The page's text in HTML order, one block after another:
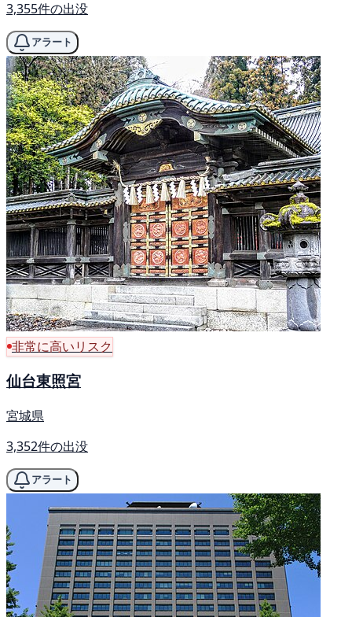
3,355件の出没
アラート
非常に高いリスク
仙台東照宮
宮城県
3,352件の出没
アラート